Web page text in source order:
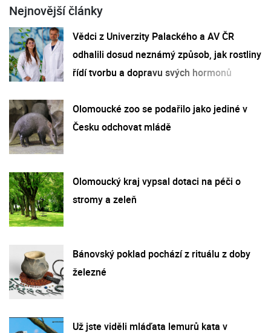
Nejnovější články
Vědci z Univerzity Palackého a AV ČR
odhalili dosud neznámý způsob, jak rostliny
řídí tvorbu a dopravu svých hormonů
Olomoucké zoo se podařilo jako jediné v
Česku odchovat mládě
Olomoucký kraj vypsal dotaci na péči o
stromy a zeleň
Bánovský poklad pochází z rituálu z doby
železné
Už jste viděli mláďata lemurů kata v